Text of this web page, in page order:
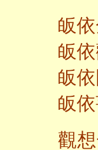
皈
皈
皈
皈
觀